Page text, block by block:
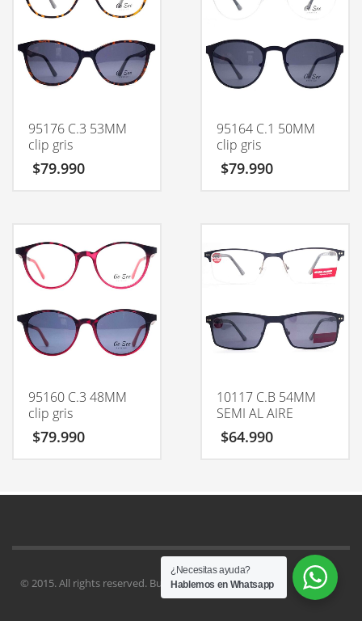
95176 C.3 53MM
clip gris
$79.990
95164 C.1 50MM
clip gris
$79.990
95160 C.3 48MM
clip gris
$79.990
10117 C.B 54MM
SEMI AL AIRE
$64.990
© 2015. All rights reserved. Buy Kallyas Theme.
¿Necesitas ayuda?
Hablemos en Whatsapp